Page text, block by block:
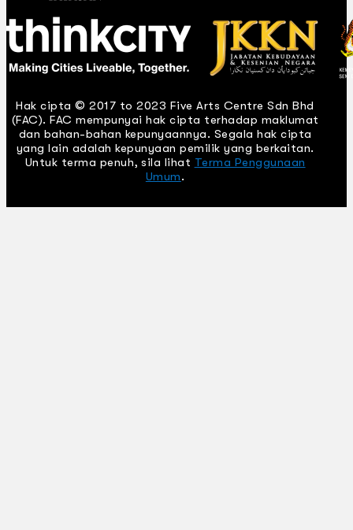
Hak cipta © 2017 to 2023 Five Arts Centre Sdn Bhd
(FAC). FAC mempunyai hak cipta terhadap maklumat
dan bahan-bahan kepunyaannya. Segala hak cipta
yang lain adalah kepunyaan pemilik yang berkaitan.
Untuk terma penuh, sila lihat Terma Penggunaan
Umum.